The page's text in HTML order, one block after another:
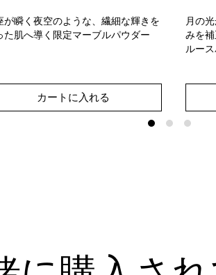
が瞬く夜空のような、繊細な輝きを
た肌へ導く限定マーブルパウダー
カートに入れる
月の
みを
ルー